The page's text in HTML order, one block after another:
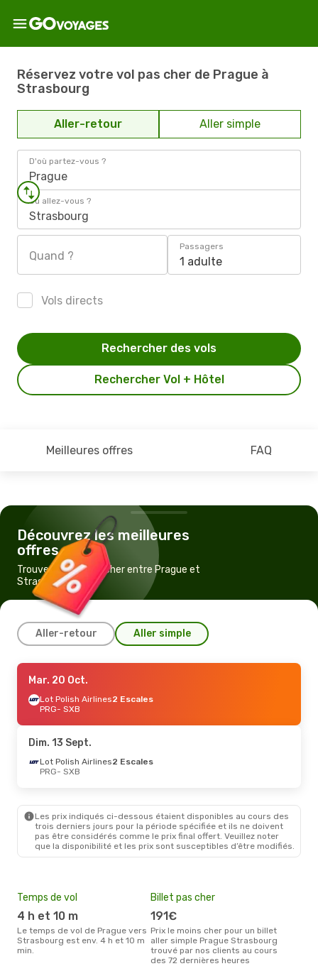
Réservez votre vol pas cher de Prague à
Strasbourg
Aller-retour Aller simple
D'où partez-vous ?
Prague
Où allez-vous ?
Strasbourg
Quand ?
Passagers
1 adulte
Vols directs
Rechercher Vol + Hôtel
Rechercher des vols
Meilleures offres FAQ
Découvrez les meilleures
offres
Trouvez un vol pas cher entre Prague et
Strasbourg
Aller-retour Aller simple
Ven. 28 Août
Eurowings1 Escale
PRG- SXB
SXB- PRG
Sam. 12 Sept.- Lun. 14 Sept.
- PRG
Mar. 20 Oct.
Lot Polish Airlines2 Escales
PRG- SXB
Dim. 13 Sept.
Lot Polish Airlines2 Escales
PRG- SXB
Les prix indiqués ci-dessous étaient disponibles au cours des
trois derniers jours pour la période spécifiée et ils ne doivent
pas être considérés comme le prix final offert. Veuillez noter
que la disponibilité et les prix sont susceptibles d’être modifiés.
Temps de vol
4 h et 10 m
Le temps de vol de Prague vers
Strasbourg est env. 4 h et 10 m
min.
Billet pas cher
191€
Prix le moins cher pour un billet
aller simple Prague Strasbourg
trouvé par nos clients au cours
des 72 dernières heures